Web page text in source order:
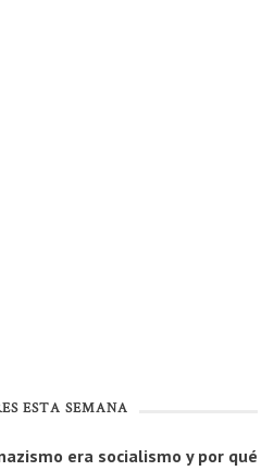
ESTA SEMANA
era socialismo y por qué